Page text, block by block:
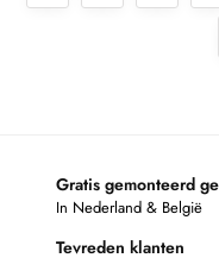
Gratis gemonteerd
In Nederland & België
Tevreden klanten